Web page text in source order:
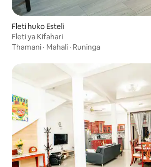
Fleti huko Esteli
Fleti ya Kifahari
Thamani · Mahali · Runinga